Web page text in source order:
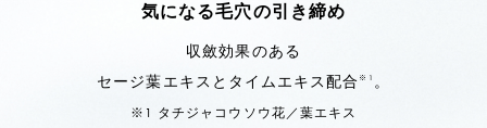
気になる毛穴の引き締め
収斂効果のある
セージ葉エキスとタイムエキス配合 ※1 。
※1 タチジャコウソウ花／葉エキス